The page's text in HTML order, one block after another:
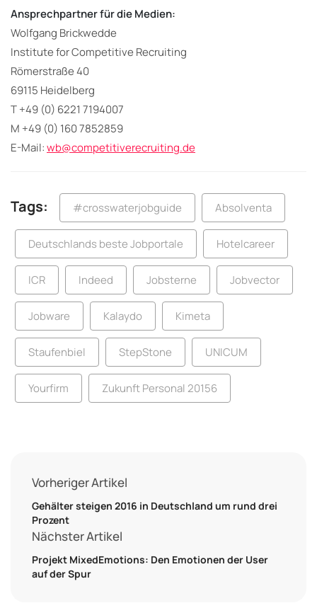
Ansprechpartner für die Medien:
Wolfgang Brickwedde
Institute for Competitive Recruiting
Römerstraße 40
69115 Heidelberg
T +49 (0) 6221 7194007
M +49 (0) 160 7852859
E-Mail:wb@competitiverecruiting.de
Tags: #crosswaterjobguide Absolventa
Deutschlands beste Jobportale Hotelcareer
ICR Indeed Jobsterne Jobvector
Jobware Kalaydo Kimeta
Staufenbiel StepStone UNICUM
Yourfirm Zukunft Personal 20156
Vorheriger Artikel
Gehälter steigen 2016 in Deutschland um rund drei
Prozent
Nächster Artikel
Projekt MixedEmotions: Den Emotionen der User
auf der Spur